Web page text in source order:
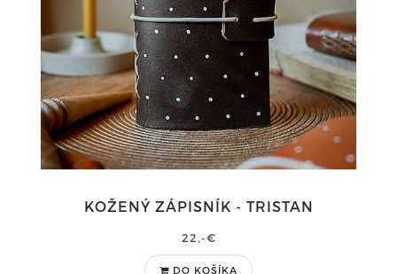
KOŽENÝ ZÁPISNÍK - TRISTAN
22,-€
DO KOŠÍKA